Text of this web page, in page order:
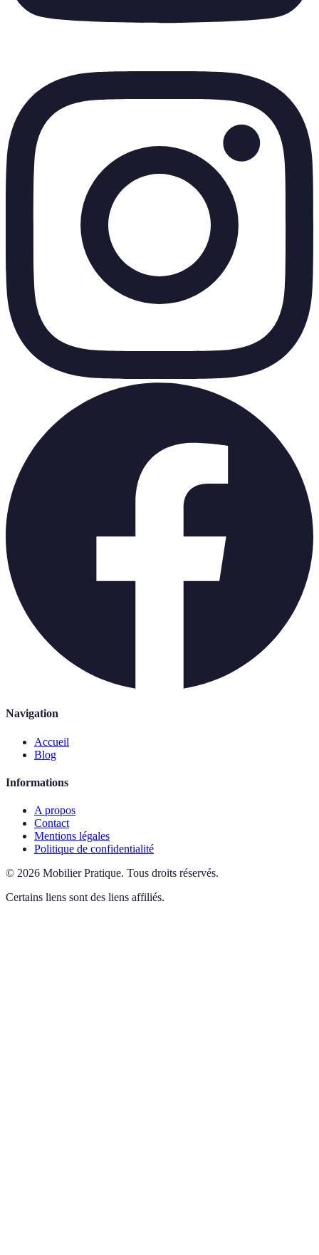
Navigation
Accueil
Blog
Informations
A propos
Contact
Mentions légales
Politique de confidentialité
© 2026 Mobilier Pratique. Tous droits réservés.
Certains liens sont des liens affiliés.